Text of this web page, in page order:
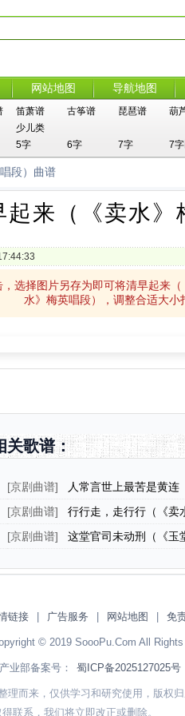
网站地图 导航地图
笛萧谱 古筝谱 琵琶谱 葫
少儿类
5字 6字 7字 7
段）曲谱
起来（《卖水》
选择图片另存为即可将清早起来
水》梅英唱段），调整合适大小
关歌谱：
[京剧曲谱]
人常言世上最苦是黄连
娥唱段）
[京剧曲谱]
行行走，走行行（《卖
腔）
[京剧曲谱]
这堂官司未动刑（《玉
链接 广告服务 网站地图 免
© 2019 SoooPu.Com All
业部备案号： 蜀ICP备2025127025号
而来，仅供学习和研究使用，版权
联系，我们将立即改正或删除。